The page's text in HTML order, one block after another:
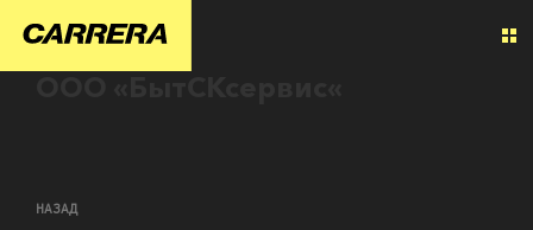
НАЗАД